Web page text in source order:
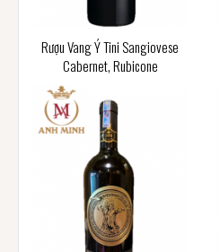
Rượu Vang Ý Tini Sangiovese
Cabernet, Rubicone